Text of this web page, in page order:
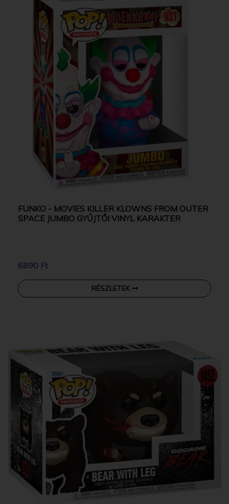
FUNKO - MOVIES KILLER KLOWNS FROM OUTER
SPACE JUMBO GYŰJTŐI VINYL KARAKTER
6890 Ft
RÉSZLETEK